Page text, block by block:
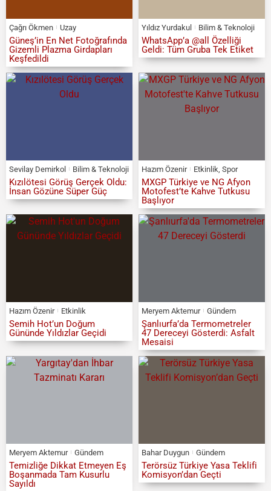
Çağrı Ökmen Uzay
Güneş’in En Net Fotoğrafında
Gizemli Plazma Girdapları
Keşfedildi
Yıldız Yurdakul Bilim & Teknoloji
WhatsApp’a @all Özelliği
Geldi: Tüm Gruba Tek Etiket
Sevilay Demirkol Bilim & Teknoloji
Kızılötesi Görüş Gerçek Oldu:
İnsan Gözüne Süper Güç
Hazım Özenir Etkinlik Spor
MXGP Türkiye ve NG Afyon
Motofest’te Kahve Tutkusu
Başlıyor
Hazım Özenir Etkinlik
Semih Hot’un Doğum
Gününde Yıldızlar Geçidi
Meryem Aktemur Gündem
Şanlıurfa’da Termometreler
47 Dereceyi Gösterdi: Asfalt
Mesaisi
Meryem Aktemur Gündem
Temizliğe Dikkat Etmeyen Eş
Boşanmada Tam Kusurlu
Sayıldı
Bahar Duygun Gündem
Terörsüz Türkiye Yasa Teklifi
Komisyon’dan Geçti